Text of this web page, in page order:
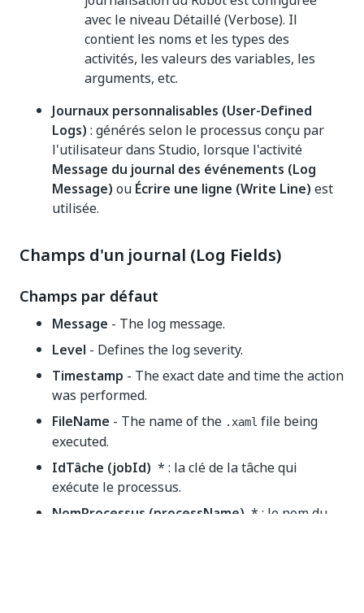
avec le niveau Détaillé (Verbose). Il
contient les noms et les types des
activités, les valeurs des variables, les
arguments, etc.
Journaux personnalisables (User-Defined
Logs) : générés selon le processus conçu par
l'utilisateur dans Studio, lorsque l'activité
Message du journal des événements (Log
Message) ou Écrire une ligne (Write Line) est
utilisée.
Champs d'un journal (Log Fields)
Champs par défaut
Message - The log message.
Level - Defines the log severity.
Timestamp - The exact date and time the action
was performed.
FileName - The name of the .xaml file being
executed.
IdTâche (jobId) * : la clé de la tâche qui
exécute le processus.
NomProcessus (processName) * : le nom du